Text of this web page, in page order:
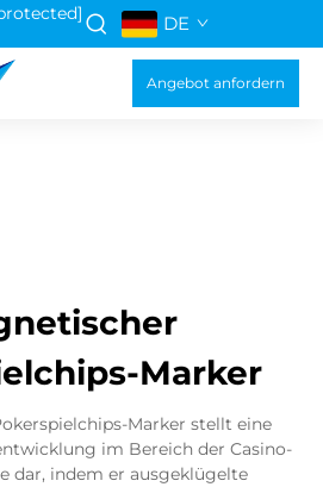
DE
Angebot anfordern
Marker
Marker stellt eine
im Bereich der Casino-
dar, indem er ausgeklügelte